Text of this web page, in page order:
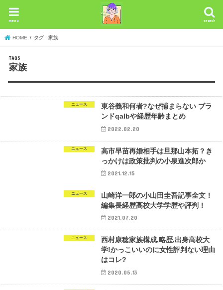
search
menu
HOME タグ : 家族
家族
ニュース
東谷義和何者?なぜ捕まらない ブラ
ンドqalbや経歴年齢まとめ
2022.02.20
ニュース
高市早苗再婚相手は旦那山本拓？き
っかけは政策批判の小泉進次郎か
2021.12.15
ニュース
山崎洋一郎の小山田圭吾記事全文！
編集長経歴高校大学学歴や評判！
2021.07.20
ニュース
西村康稔家族構成,略歴,出身高校大
学!かっこいいのに女性評判ない理由
はコレ?
2020.05.13